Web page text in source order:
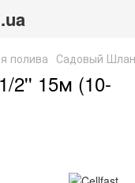
полива Садовый
2'' 15м (10-